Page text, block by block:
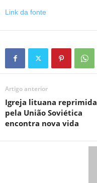
Link da fonte
Artigo anterior
Igreja lituana reprimida
pela União Soviética
encontra nova vida